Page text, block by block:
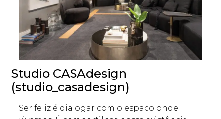
Studio CASAdesign
(studio_casadesign)
Ser feliz é dialogar com o espaço onde